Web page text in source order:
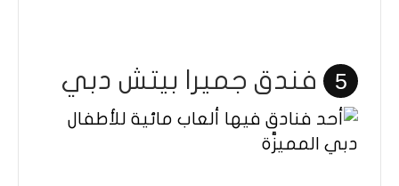
5 فندق جميرا بيتش دبي